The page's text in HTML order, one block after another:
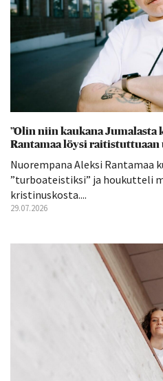
”Olin niin kaukana Jumalasta
Rantamaa löysi raitistuttuaan
Nuorempana Aleksi Rantamaa
”turboateistiksi” ja houkutteli
kristinuskosta....
29.07.2026